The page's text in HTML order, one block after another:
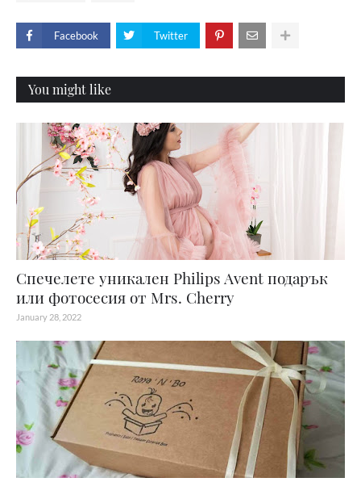
Facebook Twitter
You might like
Спечелете уникален Philips Avent подарък
или фотосесия от Mrs. Cherry
January 28, 2022